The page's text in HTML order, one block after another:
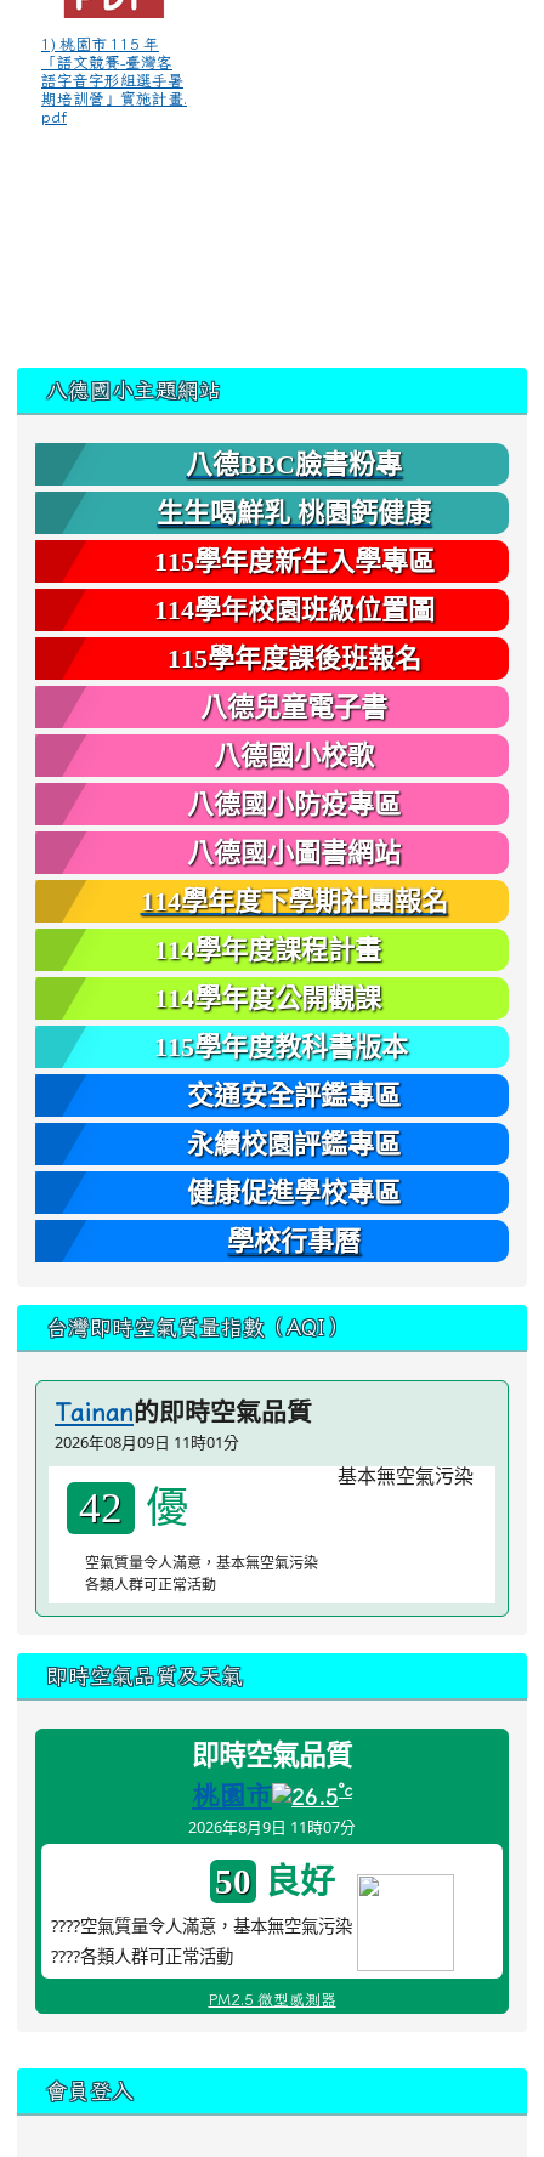
1) 桃園市 115 年
「語文競賽-臺灣客
語字音字形組選手暑
期培訓營」實施計畫.
pdf
八德國小主題網站
八德BBC臉書粉專
生生喝鮮乳 桃園鈣健康
115學年度新生入學專區
114學年校園班級位置圖
115學年度課後班報名
八德兒童電子書
八德國小校歌
八德國小防疫專區
八德國小圖書網站
114學年度下學期社團報名
114學年度課程計畫
114學年度公開觀課
115學年度教科書版本
交通安全評鑑專區
永續校園評鑑專區
健康促進學校專區
學校行事曆
台灣即時空氣質量指數（AQI）
Tainan的即時空氣品質
2026年08月09日 11時01分
42 優
空氣質量令人滿意，基本無空氣污染
各類人群可正常活動
即時空氣品質及天氣
即時空氣品質
桃園市 26.5°c
2026年8月9日 11時07分
50 良好
????空氣質量令人滿意，基本無空氣污染
????各類人群可正常活動
PM2.5 微型感測器
會員登入